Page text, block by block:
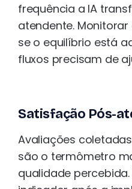
frequência a IA
atendente.
se o equilíbrio está
fluxos precisam de
Satisfação Pós-
Avaliações
são o termômetro
qualidade